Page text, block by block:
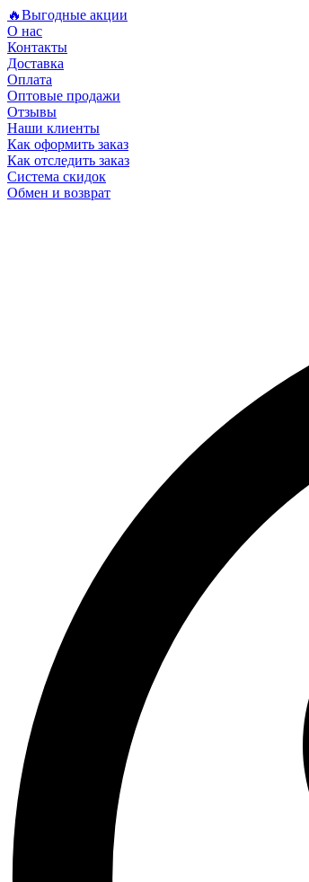
🔥Выгодные акции
О нас
Контакты
Доставка
Оплата
Оптовые продажи
Отзывы
Наши клиенты
Как оформить заказ
Как отследить заказ
Система скидок
Обмен и возврат